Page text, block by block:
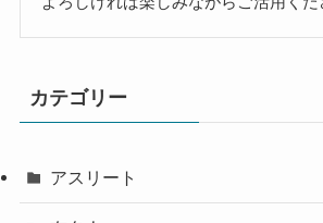
カテゴリー
アスリート